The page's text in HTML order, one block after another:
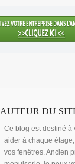
AUTEUR DU
Ce blog est destiné à
aider à chaque
vos fenêtres. Ancien